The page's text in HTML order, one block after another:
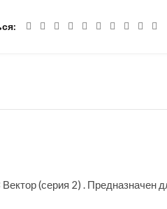
(серия 2) . Предназначен